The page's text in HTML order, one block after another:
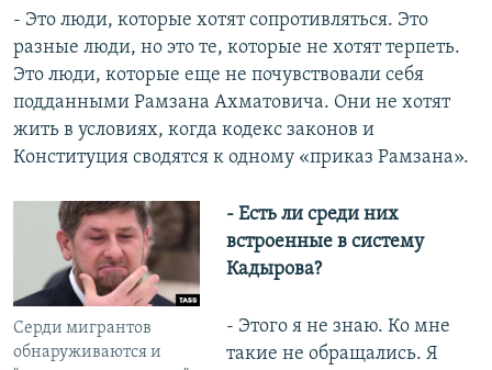
- Это люди, которые хотят сопротивляться. Это
разные люди, но это те, которые не хотят терпеть.
Это люди, которые еще не почувствовали себя
подданными Рамзана Ахматовича. Они не хотят
жить в условиях, когда кодекс законов и
Конституция сводятся к одному «приказ Рамзана».
Серди мигрантов
обнаруживаются и
- Есть ли среди них
встроенные в систему
Кадырова?
- Этого я не знаю. Ко мне
такие не обращались. Я